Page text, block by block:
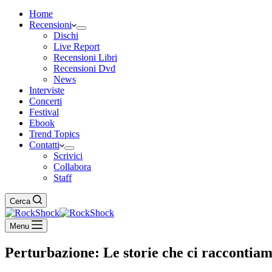
Home
Recensioni
Dischi
Live Report
Recensioni Libri
Recensioni Dvd
News
Interviste
Concerti
Festival
Ebook
Trend Topics
Contatti
Scrivici
Collabora
Staff
Cerca
Menu
Perturbazione: Le storie che ci